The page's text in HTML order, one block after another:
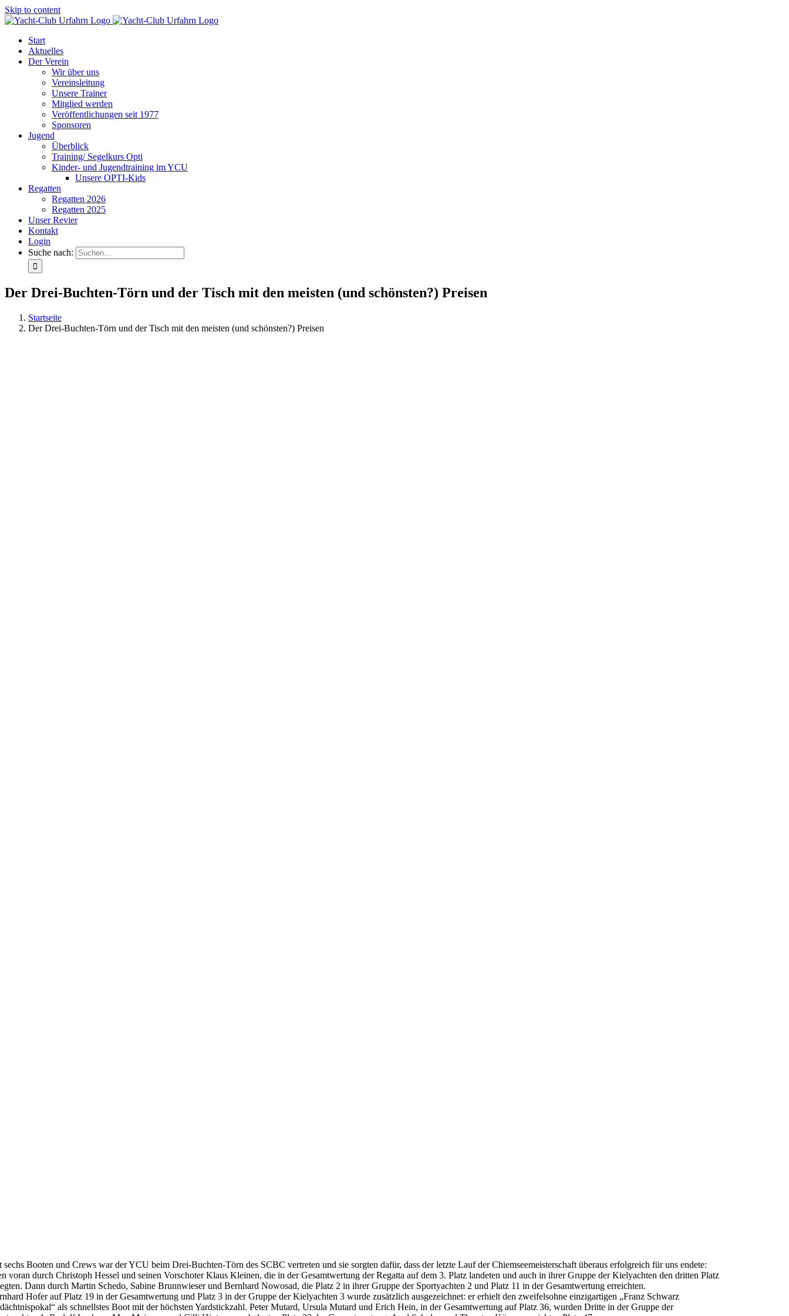
Skip to content
Start
Aktuelles
Der Verein
Wir über uns
Vereinsleitung
Unsere Trainer
Mitglied werden
Veröffentlichungen seit 1977
Sponsoren
Jugend
Überblick
Training/ Segelkurs Opti
Kinder- und Jugendtraining im YCU
Unsere OPTI-Kids
Regatten
Regatten 2026
Regatten 2025
Unser Revier
Kontakt
Login
Suche nach:
Der Drei-Buchten-Törn und der Tisch mit den meisten (und schönsten?) Preisen
Startseite
Der Drei-Buchten-Törn und der Tisch mit den meisten (und schönsten?) Preisen
sechs Booten und Crews war der YCU beim Drei-Buchten-Törn des SCBC vertreten und sie sorgten dafür, dass der letzte Lauf der Chiemseemeisterschaft überaus erfolgreich für uns endete:
voran durch Christoph Hessel und seinen Vorschoter Klaus Kleinen, die in der Gesamtwertung der Regatta auf dem 3. Platz landeten und auch in ihrer Gruppe der Kielyachten den dritten Platz
Dann durch Martin Schedo, Sabine Brunnwieser und Bernhard Nowosad, die Platz 2 in ihrer Gruppe der Sportyachten 2 und Platz 11 in der Gesamtwertung erreichten.
Hofer auf Platz 19 in der Gesamtwertung und Platz 3 in der Gruppe der Kielyachten 3 wurde zusätzlich ausgezeichnet: er erhielt den zweifelsohne einzigartigen „Franz Schwarz
als schnellstes Boot mit der höchsten Yardstickzahl. Peter Mutard, Ursula Mutard und Erich Hein, in der Gesamtwertung auf Platz 36, wurden Dritte in der Gruppe der